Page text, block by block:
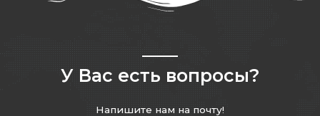
У Вас есть вопросы?
Напишите нам на почту!